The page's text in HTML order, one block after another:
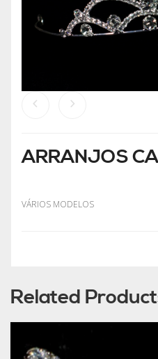
ARRANJOS
VÁRIOS MODELOS
Related